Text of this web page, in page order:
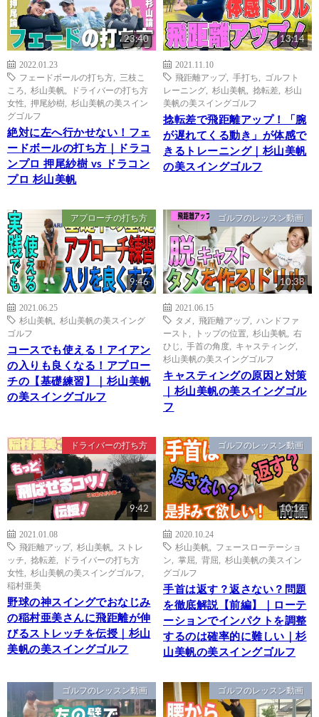
23:40
2022.01.23
フェードボールの打ち方
三枝こ
ころ
杉山美帆
ドライバーの打ち方
女性
押尾紗樹
杉山美帆の美スイン
グゴルフ
絶対に左へ行かせない！フェ
ードボールの打ち方｜ドラコ
ンプロ 押尾紗樹 vs ドラコン
プロ 杉山美帆
13:14
2021.11.10
飛距離アップ, 手打ち
ゴルフト
レーニング
杉山美帆 捻転差
杉山
美帆の美スイングゴルフ
捻転差で飛距離アップ！「腕
が遅れてくる動き」が体感で
きるトレーニング｜杉山美帆
の美スイングゴルフ
アプローチの打ち方
9:46
2021.06.25
杉山美帆
杉山美帆の美スイング
ゴルフ
コースでも使える！アイアン
の入りも良くなる！アプロー
チの【基礎練習】｜杉山美帆
の美スイングゴルフ
ゴルフのレッスン動画
10:38
2021.06.15
タメ
飛距離アップ, ハンドファ
ースト
トップの位置 杉山美帆
右
ひじ
手首の角度 キャスティング
杉山美帆の美スイングゴルフ
キャスティングの原因と対策
｜杉山美帆の美スイングゴル
フ
ドライバーの打ち方
9:42
2021.01.08
飛距離アップ, 杉山美帆
ストレ
ッチ
捻転差
ドライバーの打ち方
女性
杉山美帆の美スイングゴルフ
稲村亜美
野球の神スイングでおなじみ
の稲村亜美さんに飛距離が伸
びるストレッチを伝授｜杉山
美帆の美スイングゴルフ
ゴルフのレッスン動画
10:14
2020.10.24
杉山美帆
フェースローテーショ
ン
掌屈 背屈
杉山美帆の美スイン
グゴルフ
手首は返す？返さない？問題
を徹底解説【前編】｜ローテ
ーションでインパクトを調整
するのは確率的に難しい｜杉
山美帆の美スイングゴルフ
ゴルフのレッスン動画 ゴルフのレッスン動画